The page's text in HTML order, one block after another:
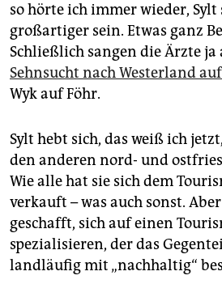
abo
genossenschaft
epaper login
so hörte ich immer wieder, Sylt
großartiger sein. Etwas ganz
Schließlich sangen die Ärzte
Sehnsucht nach Westerland
Wyk auf Föhr.
Sylt hebt sich, das weiß ich
den anderen nord- und
Wie alle hat sie sich dem
verkauft – was auch sonst.
geschafft, sich auf einen
spezialisieren, der das
landläufig mit „nachhaltig“